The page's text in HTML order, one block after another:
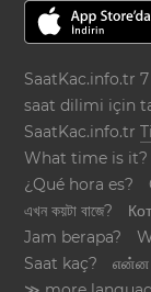
SaatKac.info.tr
saat dilimi için
SaatKac.info.tr
What time is it?
¿Qué hora es?
এখন কয়টা বাজে?
Jam berapa?
Saat kaç?
என்ன